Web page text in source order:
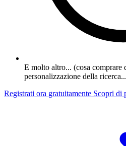
E molto altro... (cosa comprare
personalizzazione della
Registrati ora gratuitamente Scopri di